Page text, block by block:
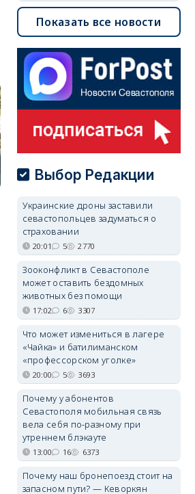
06/08/2026 15:00 2393
пляж
На диких пляжах
Севастополя появились
инспекторы
Могут ли оштрафовать за отдых
на необорудованном пляже?
31/07/2026 10:24 5936
Показать все новости
Выбор Редакции
Украинские дроны заставили
севастопольцев задуматься о
страховании
20:01 5 2770
Зооконфликт в Севастополе
может оставить бездомных
животных без помощи
17:02 6 3307
Что может измениться в лагере
«Чайка» и батилиманском
«профессорском уголке»
20:00 5 3693
Почему у абонентов
Севастополя мобильная связь
вела себя по-разному при
утреннем блэкауте
13:00 16 6373
Почему наш бронепоезд стоит на
запасном пути? — Кеворкян